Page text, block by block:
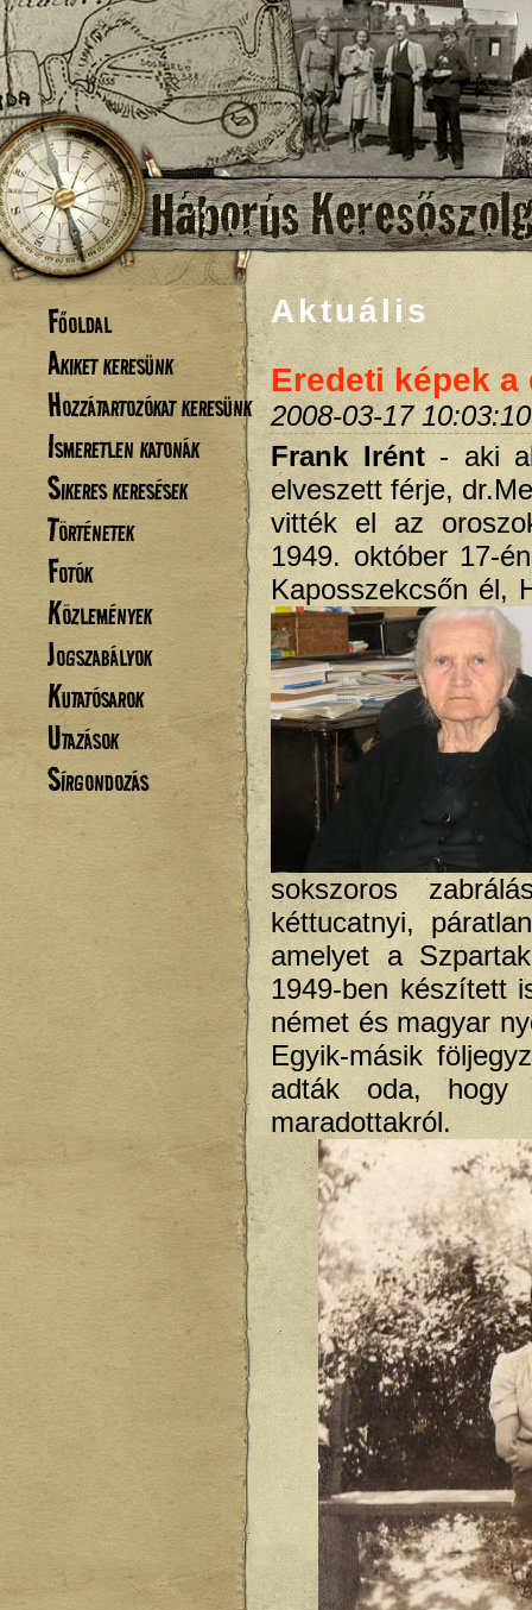
Főoldal
Akiket keresünk
Hozzátartozókat keresünk
Ismeretlen katonák
Sikeres keresések
Történetek
Fotók
Közlemények
Jogszabályok
Kutatósarok
Utazások
Sírgondozás
Aktuális
Eredeti képek
2008-03-17 10:03:10
Frank Irént - aki
elveszett férje,
vitték el az
1949. október 17-
Kaposszekcsőn él,
sokszoros
kéttucatnyi,
amelyet a
1949-ben készített
német és magyar
Egyik-másik
adták oda, hogy
maradottakról.